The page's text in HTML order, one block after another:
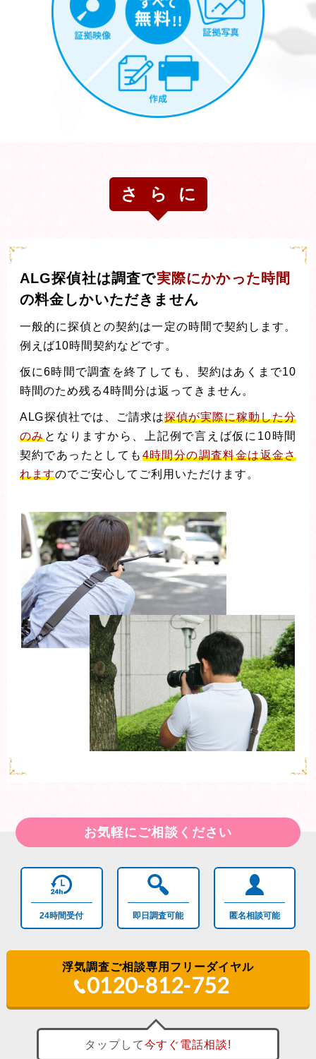
さらに
ALG探偵社は調査で実際にかかった時間
の料金しかいただきません
一般的に探偵との契約は一定の時間で契約します。
例えば10時間契約などです。
仮に6時間で調査を終了しても、契約はあくまで10
時間のため残る4時間分は返ってきません。
ALG探偵社では、ご請求は探偵が実際に稼動した分
のみとなりますから、上記例で言えば仮に10時間
契約であったとしても 4時間分の調査料金は返金さ
れますのでご安心してご利用いただけます。
お気軽にご相談ください
24時間受付 即日調査可能 匿名相談可能
浮気調査ご相談専用フリーダイヤル
0120-812-752
タップして今すぐ電話相談!